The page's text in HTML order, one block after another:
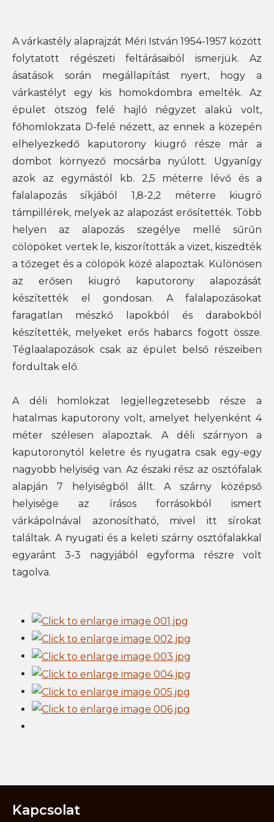
A várkastély alaprajzát Méri István 1954-1957 között
folytatott régészeti feltárásaiból ismerjük. Az
ásatások során megállapítást nyert, hogy a
várkastélyt egy kis homokdombra emelték. Az
épület ötszög felé hajló négyzet alakú volt,
főhomlokzata D-felé nézett, az ennek a közepén
elhelyezkedő kaputorony kiugró része már a
dombot környező mocsárba nyúlott. Ugyanígy
azok az egymástól kb. 2,5 méterre lévő és a
falalapozás síkjából 1,8-2,2 méterre kiugró
támpillérek, melyek az alapozást erősítették. Több
helyen az alapozás szegélye mellé sűrűn
cölöpöket vertek le, kiszorították a vizet, kiszedték
a tőzeget és a cölöpök közé alapoztak. Különösen
az erősen kiugró kaputorony alapozását
készítették el gondosan. A falalapozásokat
faragatlan mészkő lapokból és darabokból
készítették, melyeket erős habarcs fogott össze.
Téglaalapozások csak az épület belső részeiben
fordultak elő.
A déli homlokzat legjellegzetesebb része a
hatalmas kaputorony volt, amelyet helyenként 4
méter szélesen alapoztak. A déli szárnyon a
kaputoronytól keletre és nyugatra csak egy-egy
nagyobb helyiség van. Az északi rész az osztófalak
alapján 7 helyiségből állt. A szárny középső
helyisége az írásos forrásokból ismert
várkápolnával azonosítható, mivel itt sírokat
találtak. A nyugati és a keleti szárny osztófalakkal
egyaránt 3-3 nagyjából egyforma részre volt
tagolva.
Kapcsolat